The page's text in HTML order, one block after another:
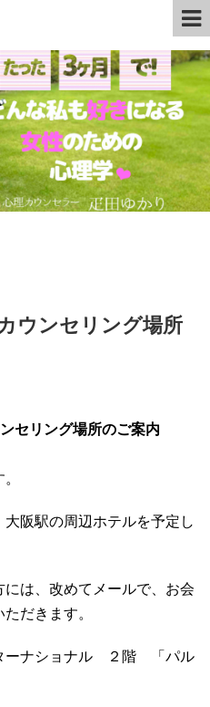
ウンセリング場所
セリング場所のご案内
阪駅の周辺ホテルを予定し
は、改めてメールで、お会
だきます。
ーナショナル ２階 「パル